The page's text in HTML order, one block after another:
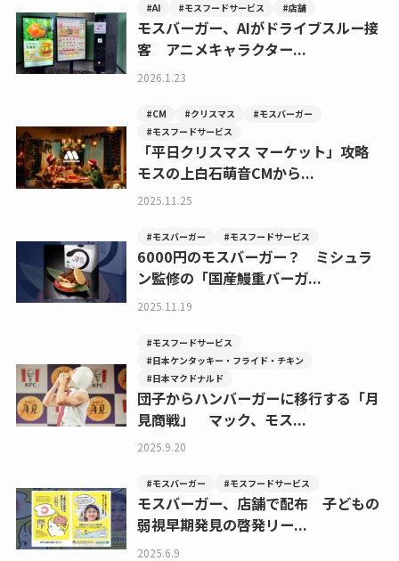
#AI #モスフードサービス #店舗
モスバーガー、AIがドライブスルー接
客 アニメキャラクター...
2026.1.23
#CM #クリスマス
#モスバーガー
#モスフードサービス
「平日クリスマス マーケット」攻略
モスの上白石萌音CMから...
2025.11.25
#モスバーガー #モスフードサービス
6000円のモスバーガー？ ミシュラ
ン監修の「国産鰻重バーガ...
2025.11.19
#モスフードサービス
#日本ケンタッキー・フライド・チキン
#日本マクドナルド
団子からハンバーガーに移行する「月
見商戦」 マック、モス...
2025.9.20
#モスバーガー #モスフードサービス
モスバーガー、店舗で配布 子どもの
弱視早期発見の啓発リー...
2025.6.9